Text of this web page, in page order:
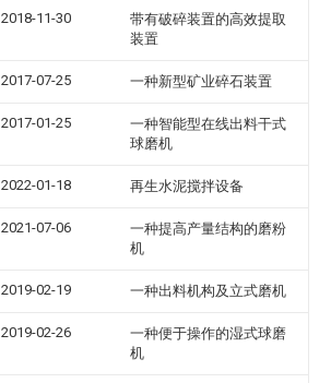
2018-11-30
带有破碎装置的高效提取
装置
2017-07-25 一种新型矿业碎石装置
2017-01-25
一种智能型在线出料干式
球磨机
2022-01-18 再生水泥搅拌设备
2021-07-06
一种提高产量结构的磨粉
机
2019-02-19 一种出料机构及立式磨机
2019-02-26
一种便于操作的湿式球磨
机